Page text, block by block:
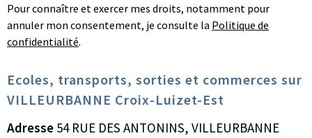
Pour connaître et exercer mes droits, notamment pour
annuler mon consentement, je consulte la Politique de
confidentialité.
Ecoles, transports, sorties et commerces sur
VILLEURBANNE Croix-Luizet-Est
Adresse 54 RUE DES ANTONINS, VILLEURBANNE